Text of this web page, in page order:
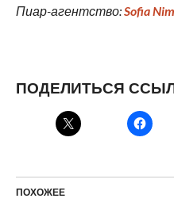
Пиар-агентство:Sofia
ПОДЕЛИТЬСЯ
ПОХОЖЕЕ